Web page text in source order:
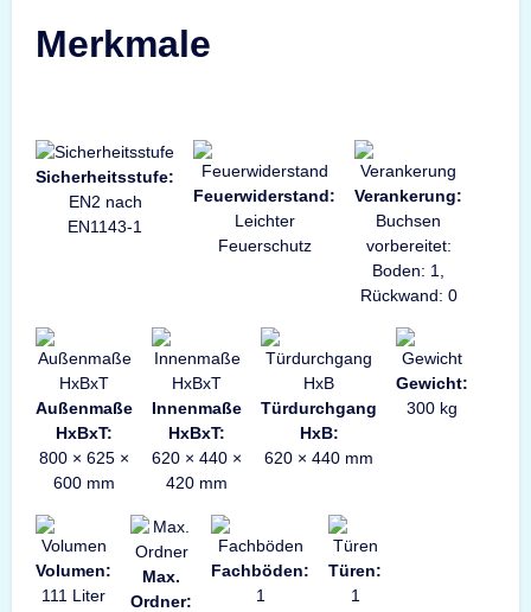
Merkmale
Sicherheitsstufe:
EN2 nach
EN1143-1
Feuerwiderstand:
Leichter
Feuerschutz
Verankerung:
Buchsen
vorbereitet:
Boden: 1,
Rückwand: 0
Außenmaße
HxBxT:
800 × 625 ×
600 mm
Innenmaße
HxBxT:
620 × 440 ×
420 mm
Türdurchgang
HxB:
620 × 440 mm
Gewicht:
300 kg
Volumen:
111 Liter
Max.
Ordner:
Fachböden:
1
Türen:
1